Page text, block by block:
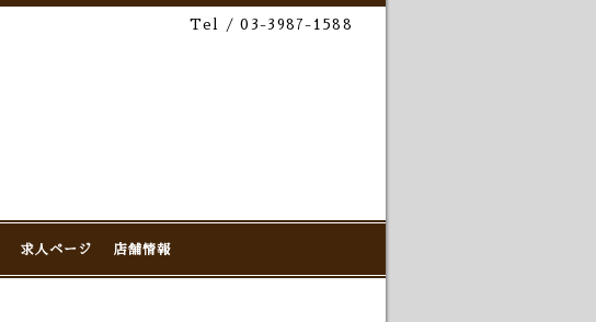
Tel / 03-3987-1588
求人ページ 店舗情報